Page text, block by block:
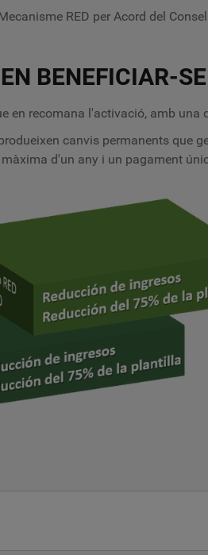
RED per Acord del
BENEFICIAR-
en recomana l'activació, amb una
canvis permanents que
d'un any i un pagament